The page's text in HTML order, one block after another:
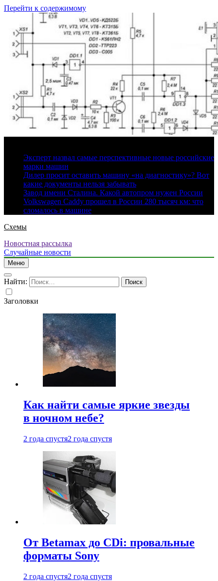
Перейти к содержимому
Эксперт назвал самые перспективные новые российские
марки машин
Дилер просит оставить машину «на диагностику»? Вот
какие документы нельзя забывать
Завод имени Сталина. Какой автопром нужен России
Volkswagen Caddy прошел в России 280 тысяч км: что
сломалось в машине
Схемы
Новостная рассылка
Случайные новости
Меню
Найти:
Заголовки
Как найти самые яркие звезды
в ночном небе?
2 года спустя2 года спустя
От Betamax до CDi: провальные
форматы Sony
2 года спустя2 года спустя